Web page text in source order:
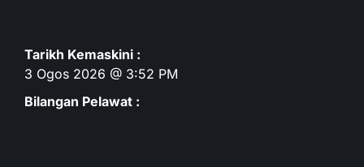
Tarikh Kemaskini :
3 Ogos 2026 @ 3:52 PM
Bilangan Pelawat :